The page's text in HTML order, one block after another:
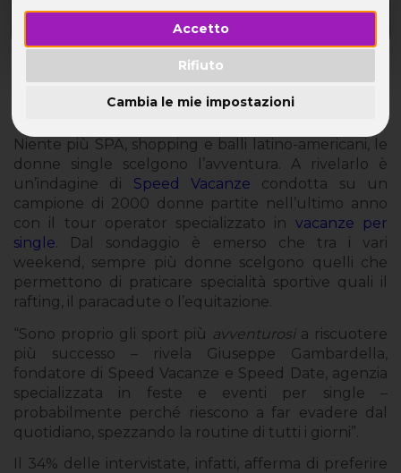
Accetto
Rifiuto
Cambia le mie impostazioni
Il gentil sesso stravolge i pronostici: il weekend
preferito è quello adrenalinico
Niente più SPA, shopping e balli latino-americani, le
donne single scelgono l’avventura. A rivelarlo è
un’indagine di Speed Vacanze condotta su un
campione di 2000 donne partite nell’ultimo anno
con il tour operator specializzato in vacanze per
single. Dal sondaggio è emerso che tra i vari
weekend, sempre più donne scelgono quelli che
permettono di praticare specialità sportive quali il
rafting, il paracadute o l’equitazione.
“Sono proprio gli sport più avventurosi a riscuotere
più successo – rivela Giuseppe Gambardella,
fondatore di Speed Vacanze e Speed Date, agenzia
specializzata in feste e eventi per single –
probabilmente perché riescono a far evadere dal
quotidiano, spezzando la routine di tutti i giorni”.
Il 34% delle intervistate, infatti, afferma di preferire